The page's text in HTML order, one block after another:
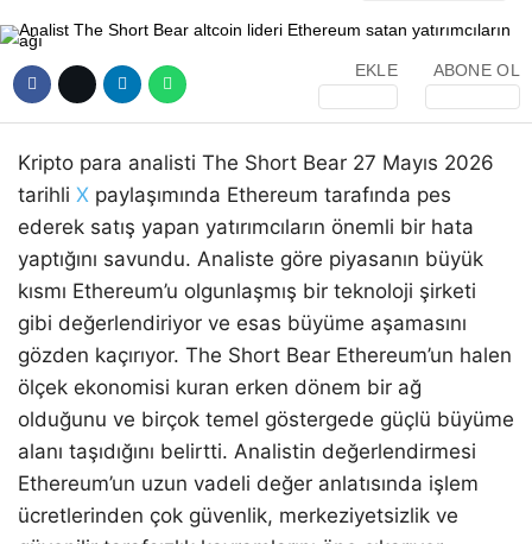
EKLE ABONE OL
Kripto para analisti The Short Bear 27 Mayıs 2026
tarihli X paylaşımında Ethereum tarafında pes
ederek satış yapan yatırımcıların önemli bir hata
yaptığını savundu. Analiste göre piyasanın büyük
kısmı Ethereum’u olgunlaşmış bir teknoloji şirketi
gibi değerlendiriyor ve esas büyüme aşamasını
gözden kaçırıyor. The Short Bear Ethereum’un halen
ölçek ekonomisi kuran erken dönem bir ağ
olduğunu ve birçok temel göstergede güçlü büyüme
alanı taşıdığını belirtti. Analistin değerlendirmesi
Ethereum’un uzun vadeli değer anlatısında işlem
ücretlerinden çok güvenlik, merkeziyetsizlik ve